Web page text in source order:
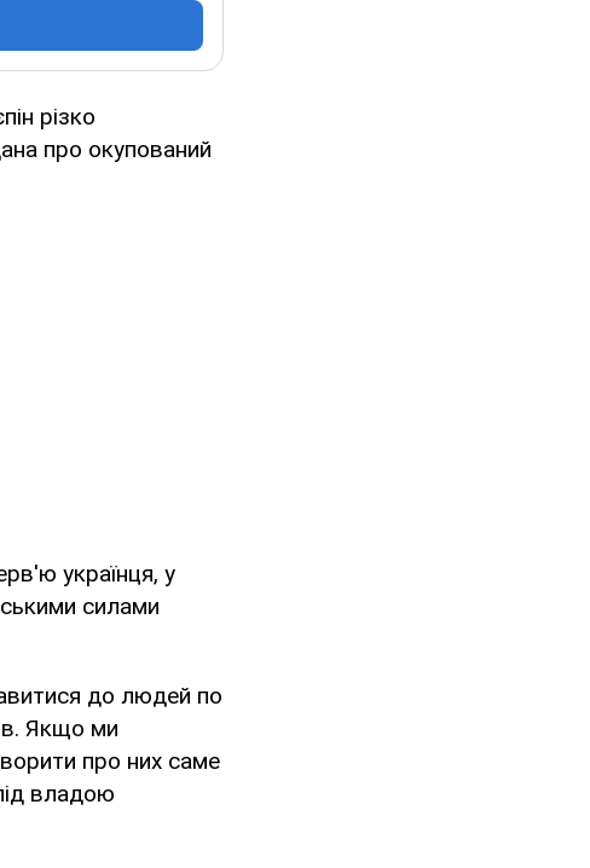
різко
про окупований
українця, у
силами
до людей по
Якщо ми
про них саме
владою